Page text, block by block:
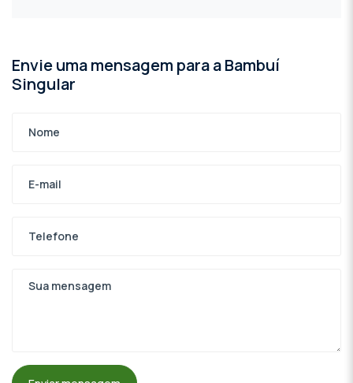
Envie uma mensagem para a Bambuí
Singular